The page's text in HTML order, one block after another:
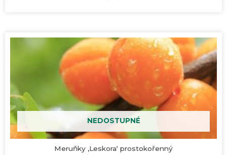
NEDOSTUPNÉ
Meruňky ‚Leskora‘ prostokořenný